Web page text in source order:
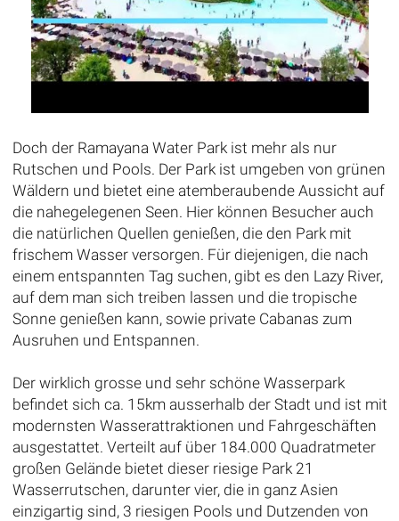
Doch der Ramayana Water Park ist mehr als nur
Rutschen und Pools. Der Park ist umgeben von grünen
Wäldern und bietet eine atemberaubende Aussicht auf
die nahegelegenen Seen. Hier können Besucher auch
die natürlichen Quellen genießen, die den Park mit
frischem Wasser versorgen. Für diejenigen, die nach
einem entspannten Tag suchen, gibt es den Lazy River,
auf dem man sich treiben lassen und die tropische
Sonne genießen kann, sowie private Cabanas zum
Ausruhen und Entspannen.
Der wirklich grosse und sehr schöne Wasserpark
befindet sich ca. 15km ausserhalb der Stadt und ist mit
modernsten Wasserattraktionen und Fahrgeschäften
ausgestattet. Verteilt auf über 184.000 Quadratmeter
großen Gelände bietet dieser riesige Park 21
Wasserrutschen, darunter vier, die in ganz Asien
einzigartig sind, 3 riesigen Pools und Dutzenden von